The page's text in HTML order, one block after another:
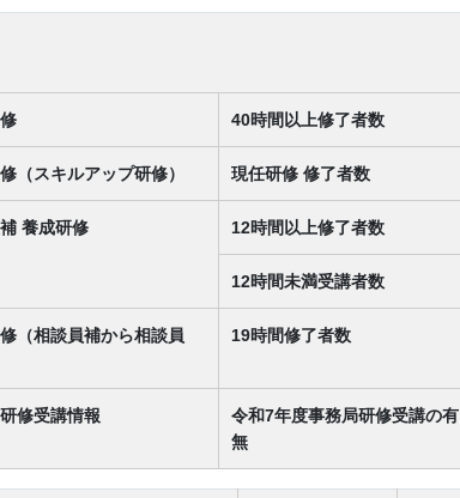
40時間以上修了者数
（スキルアップ研修） 現任研修 修了者数
養成研修 12時間以上修了者数
12時間未満受講者数
（相談員補から相談員
19時間修了者数
修受講情報
令和7年度事務局研修受講の有
無